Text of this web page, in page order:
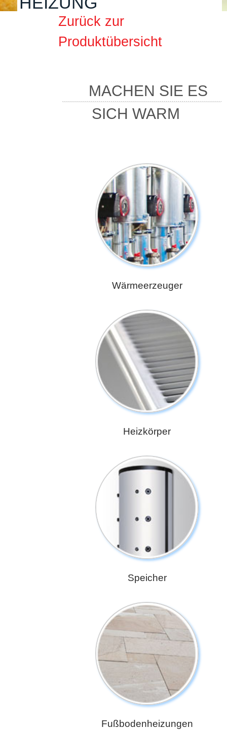
MACHEN SIE ES
SICH WARM
Wärmeerzeuger
Heizkörper
Speicher
Fußbodenheizungen
Zurück zur
Produktübersicht